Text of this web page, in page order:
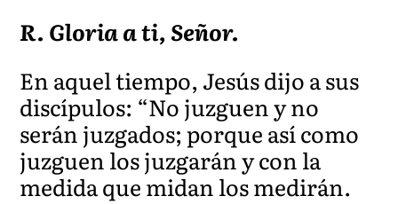
R. Gloria a ti, Señor.
En aquel tiempo, Jesús dijo a sus
discípulos: “No juzguen y no
serán juzgados; porque así como
juzguen los juzgarán y con la
medida que midan los medirán.